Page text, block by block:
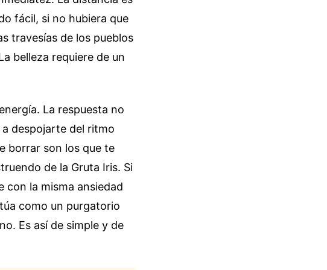
fácil, si no hubiera que
travesías de los pueblos
belleza requiere de un
La respuesta no
despojarte del ritmo
borrar son los que te
de la Gruta Iris. Si
con la misma ansiedad
como un purgatorio
Es así de simple y de